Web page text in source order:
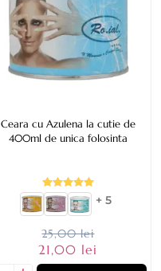
Ceara cu Azulena la cutie de
400ml de unica folosinta
+ 5
25,00 lei
21,00 lei